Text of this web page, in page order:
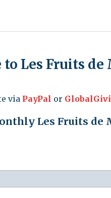
to Les Fruits de
via PayPal or
Les Fruits de